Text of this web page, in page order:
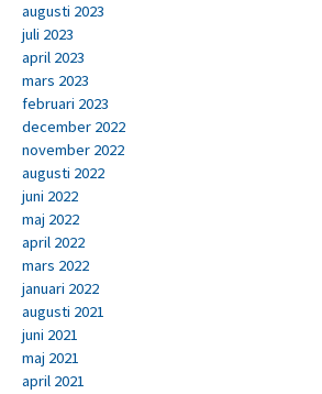
augusti 2023
juli 2023
april 2023
mars 2023
februari 2023
december 2022
november 2022
augusti 2022
juni 2022
maj 2022
april 2022
mars 2022
januari 2022
augusti 2021
juni 2021
maj 2021
april 2021